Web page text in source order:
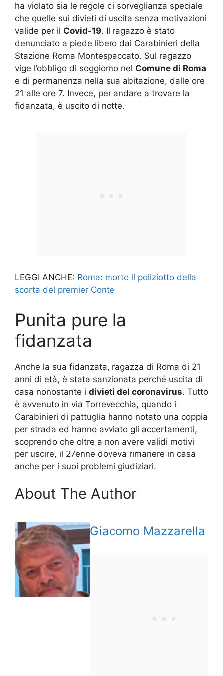
ha violato sia le regole di sorveglianza speciale
che quelle sui divieti di uscita senza motivazioni
valide per il Covid-19. Il ragazzo è stato
denunciato a piede libero dai Carabinieri della
Stazione Roma Montespaccato. Sul ragazzo
vige l’obbligo di soggiorno nel Comune di Roma
e di permanenza nella sua abitazione, dalle ore
21 alle ore 7. Invece, per andare a trovare la
fidanzata, è uscito di notte.
LEGGI ANCHE: Roma: morto il poliziotto della
scorta del premier Conte
Punita pure la
fidanzata
Anche la sua fidanzata, ragazza di Roma di 21
anni di età, è stata sanzionata perché uscita di
casa nonostante i divieti del coronavirus. Tutto
è avvenuto in via Torrevecchia, quando i
Carabinieri di pattuglia hanno notato una coppia
per strada ed hanno avviato gli accertamenti,
scoprendo che oltre a non avere validi motivi
per uscire, il 27enne doveva rimanere in casa
anche per i suoi problemi giudiziari.
About The Author
Giacomo Mazzarella